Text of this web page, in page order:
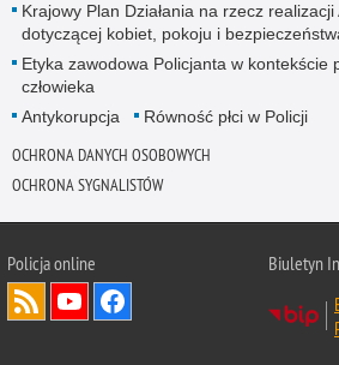
Krajowy Plan Działania na rzecz
dotyczącej kobiet, pokoju i
Etyka zawodowa Policjanta w kontekście
człowieka
Antykorupcja
Równość płci w Policji
OCHRONA DANYCH OSOBOWYCH
OCHRONA SYGNALISTÓW
Policja online
Biuletyn